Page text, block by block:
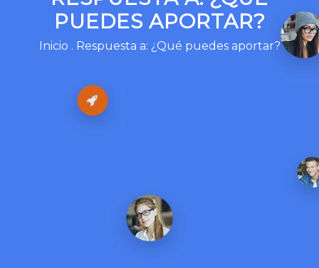
PUEDES APORTAR?
Inicio . Respuesta a: ¿Qué puedes aportar?